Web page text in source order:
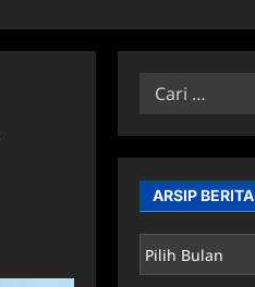
Cari
ARSIP BERITA
ARSIP
BERITA